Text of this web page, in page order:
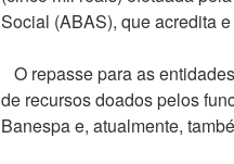
Social (ABAS), que acredita
O repasse para as
de recursos doados pelos
Banespa e, atualmente,